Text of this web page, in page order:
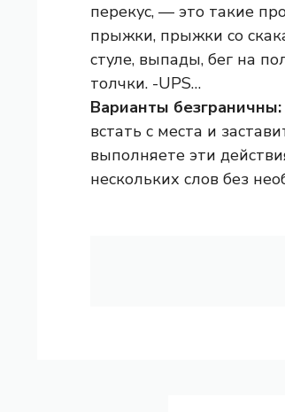
перекус, — это такие
прыжки, прыжки со
стуле, выпады, бег на
толчки. -UPS…
Варианты безграничны:
встать с места и
выполняете эти
нескольких слов без